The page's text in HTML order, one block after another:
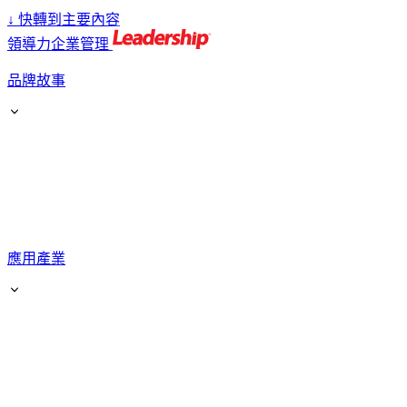
↓ 快轉到主要內容
領導力企業管理
品牌故事
應用產業